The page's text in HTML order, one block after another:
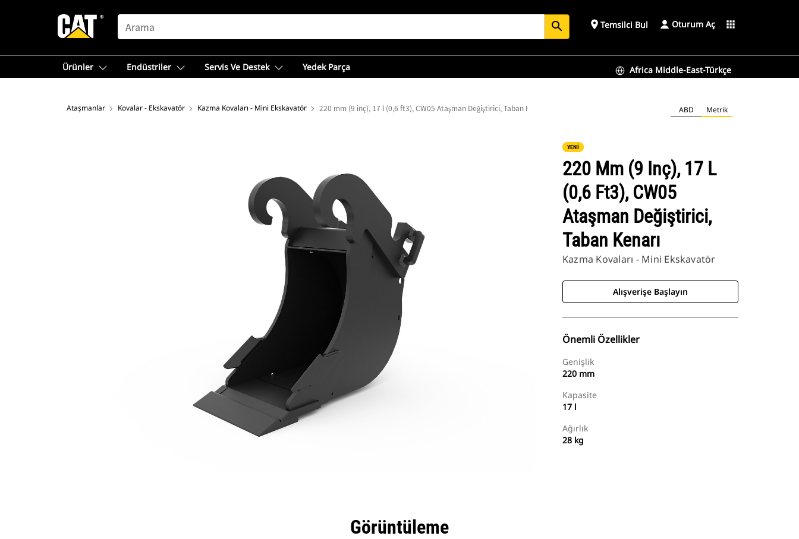
SEARCH search place Temsilci Bul Oturum Aç apps
Ürünler Endüstriler Servis Ve Destek Yedek Parça Africa Middle-East-Türkçe
Ataşmanlar Kovalar - Ekskavatör Kazma Kovaları - Mini Ekskavatör 220 mm (9 inç), 17 l (0,6 ft3), CW05 Ataşman Değiştirici, Taban Kenarı ABD Metrik
YENİ
220 Mm (9 Inç), 17 L
(0,6 Ft3), CW05
Ataşman Değiştirici,
Taban Kenarı
Kazma Kovaları - Mini Ekskavatör
Alışverişe Başlayın
Önemli Özellikler
Genişlik
220 mm
Kapasite
17 l
Ağırlık
28 kg
Görüntüleme